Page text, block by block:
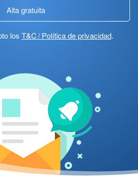
Alta gratuita
los T&C / Política de privacidad.